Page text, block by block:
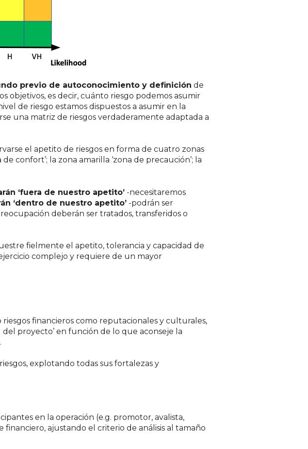
previo de autoconocimiento y definición de
objetivos, es decir, cuánto riesgo podemos asumir
de riesgo estamos dispuestos a asumir en la
una matriz de riesgos verdaderamente adaptada a
el apetito de riesgos en forma de cuatro zonas
confort’; la zona amarilla ‘zona de precaución’; la
‘fuera de nuestro apetito’ -necesitaremos
‘dentro de nuestro apetito’ -podrán ser
deberán ser tratados, transferidos o
fielmente el apetito, tolerancia y capacidad de
complejo y requiere de un mayor
financieros como reputacionales y culturales,
proyecto’ en función de lo que aconseje la
explotando todas sus fortalezas y
en la operación (e.g. promotor, avalista,
ajustando el criterio de análisis al tamaño